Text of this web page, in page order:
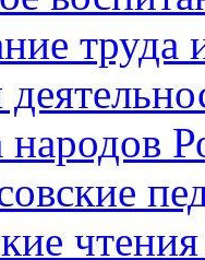
труда
народов